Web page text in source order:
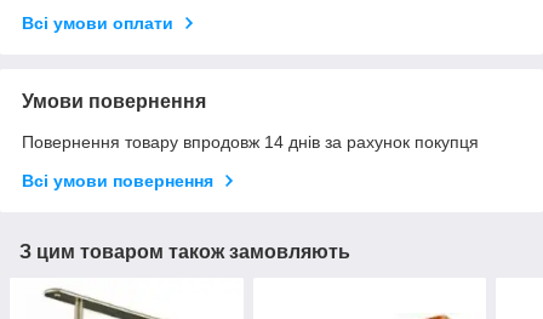
Всі умови оплати
Умови повернення
Повернення товару впродовж 14 днів за рахунок покупця
Всі умови повернення
З цим товаром також замовляють